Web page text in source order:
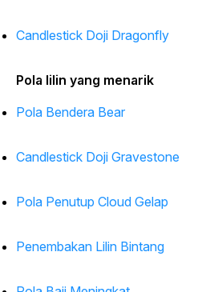
Candlestick Doji Dragonfly
Pola lilin yang menarik
Pola Bendera Bear
Candlestick Doji Gravestone
Pola Penutup Cloud Gelap
Penembakan Lilin Bintang